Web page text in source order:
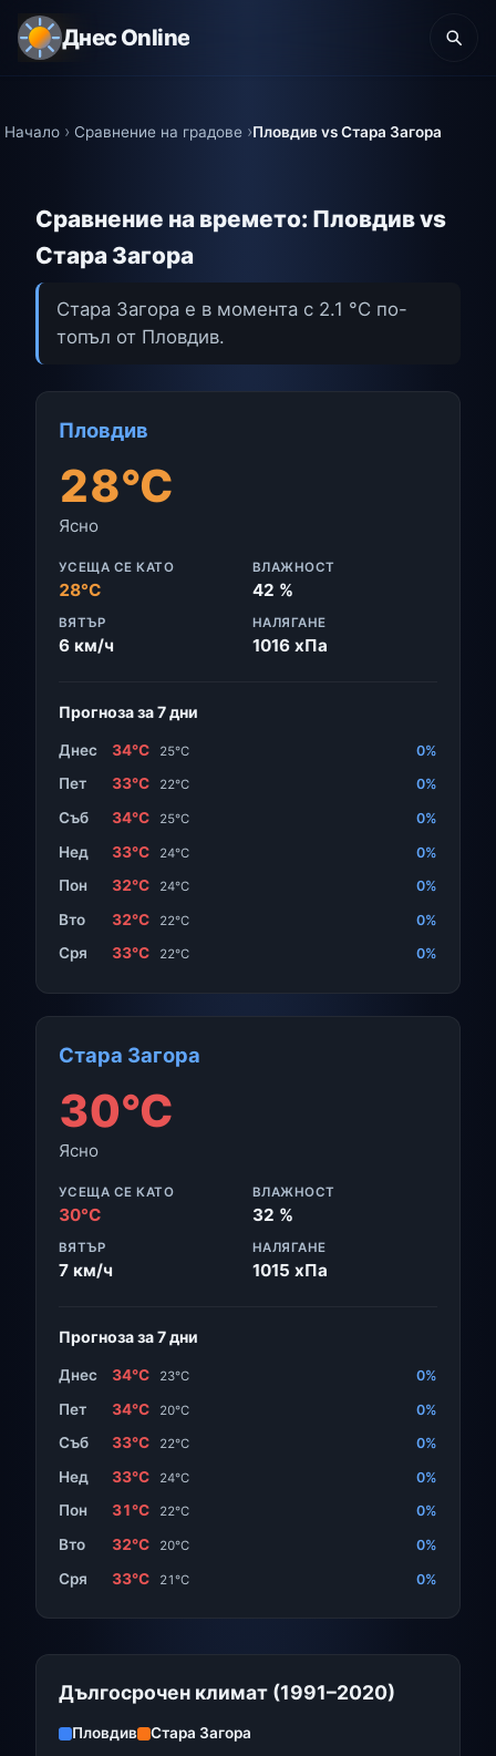
Днес Online
Начало Сравнение на градове Пловдив vs Стара Загора
Сравнение на времето: Пловдив vs
Стара Загора
Стара Загора е в момента с 2.1 °C по-
топъл от Пловдив.
Пловдив
28°C
Ясно
УСЕЩА СЕ КАТО
28°C
ВЛАЖНОСТ
42 %
ВЯТЪР
6 км/ч
НАЛЯГАНЕ
1016 хПа
Прогноза за 7 дни
Днес 34°C 25°C 0%
Пет 33°C 22°C 0%
Съб 34°C 25°C 0%
Нед 33°C 24°C 0%
Пон 32°C 24°C 0%
Вто 32°C 22°C 0%
Сря 33°C 22°C 0%
Стара Загора
30°C
Ясно
УСЕЩА СЕ КАТО
30°C
ВЛАЖНОСТ
32 %
ВЯТЪР
7 км/ч
НАЛЯГАНЕ
1015 хПа
Прогноза за 7 дни
Днес 34°C 23°C 0%
Пет 34°C 20°C 0%
Съб 33°C 22°C 0%
Нед 33°C 24°C 0%
Пон 31°C 22°C 0%
Вто 32°C 20°C 0%
Сря 33°C 21°C 0%
Дългосрочен климат (1991–2020)
Пловдив Стара Загора